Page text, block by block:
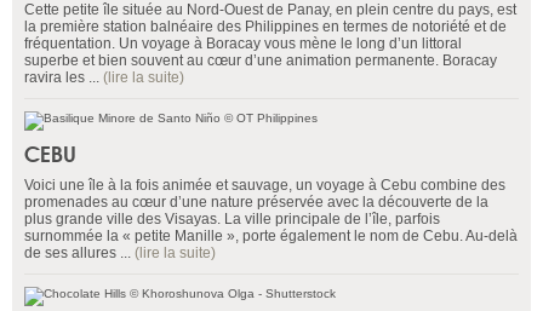
Cette petite île située au Nord-Ouest de Panay, en plein centre du pays, est
la première station balnéaire des Philippines en termes de notoriété et de
fréquentation. Un voyage à Boracay vous mène le long d’un littoral
superbe et bien souvent au cœur d’une animation permanente. Boracay
ravira les ... (lire la suite)
CEBU
Voici une île à la fois animée et sauvage, un voyage à Cebu combine des
promenades au cœur d’une nature préservée avec la découverte de la
plus grande ville des Visayas. La ville principale de l’île, parfois
surnommée la « petite Manille », porte également le nom de Cebu. Au-delà
de ses allures ... (lire la suite)